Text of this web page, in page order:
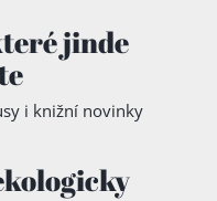
jinde
i knižní novinky